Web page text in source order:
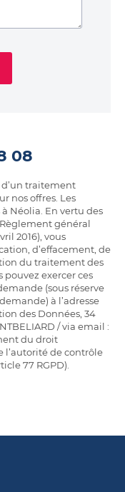
08
traitement
nos offres. Les
Néolia. En vertu des
général
2016), vous
d’effacement, de
du traitement des
exercer ces
(sous réserve
à l’adresse
des Données, 34
/ via email :
du droit
l’autorité de contrôle
77 RGPD).